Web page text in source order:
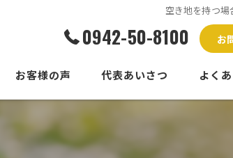
空き地を持つ
0942-50-8100 お
お客様の声 代表あいさつ よく